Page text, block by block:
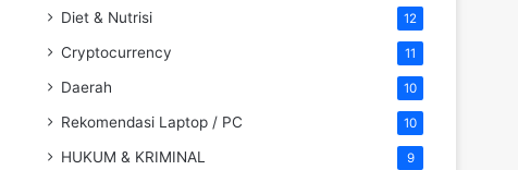
Diet & Nutrisi 12
Cryptocurrency 11
Daerah 10
Rekomendasi Laptop / PC 10
HUKUM & KRIMINAL 9